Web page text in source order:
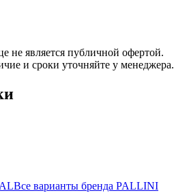
не является публичной офертой.
и сроки уточняйте у менеджера.
Все варианты бренда PALLINI